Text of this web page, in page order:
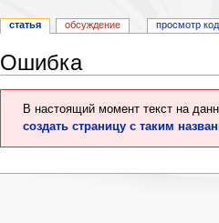
Ошибка
навигации
поиску
В настоящий момент текст на
создать страницу с таким
статья обсуждение просмотр